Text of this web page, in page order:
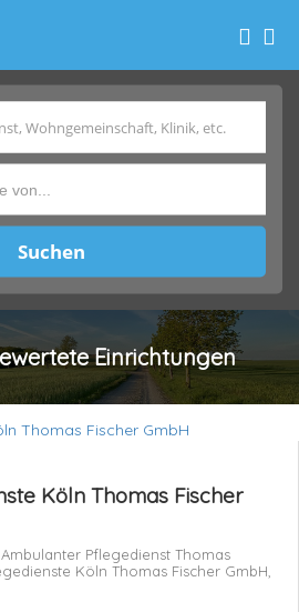
Einrichtungen
Köln Thomas Fischer
Ambulanter Pflegedienst Thomas
Köln Thomas Fischer GmbH,